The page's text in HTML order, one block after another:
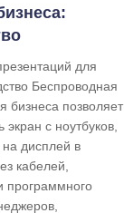
для
Беспроводная
бизнеса позволяет
с ноутбуков,
дисплей в
кабелей,
программного